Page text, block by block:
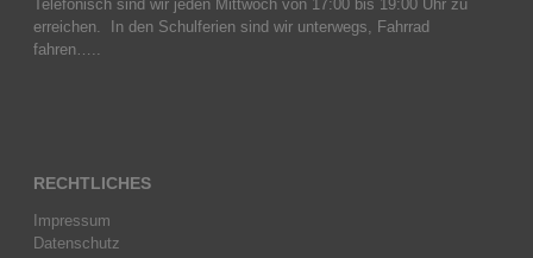
Telefonisch sind wir jeden Mittwoch von 17:00 bis 19:00 Uhr zu
erreichen. In den Schulferien sind wir unterwegs, Fahrrad
fahren…..
RECHTLICHES
Impressum
Datenschutz